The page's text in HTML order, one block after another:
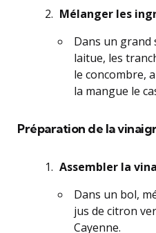
Mélanger les
Dans un grand
laitue, les
le concombre,
la mangue le
Préparation de la
Assembler la
Dans un bol,
jus de citron
Cayenne.